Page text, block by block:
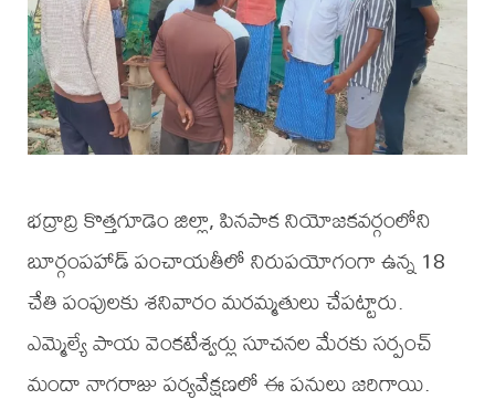
భద్రాద్రి కొత్తగూడెం జిల్లా, పినపాక నియోజకవర్గంలోని
బూర్గంపహాడ్ పంచాయతీలో నిరుపయోగంగా ఉన్న 18
చేతి పంపులకు శనివారం మరమ్మతులు చేపట్టారు.
ఎమ్మెల్యే పాయ వెంకటేశ్వర్లు సూచనల మేరకు సర్పంచ్
మందా నాగరాజు పర్యవేక్షణలో ఈ పనులు జరిగాయి.